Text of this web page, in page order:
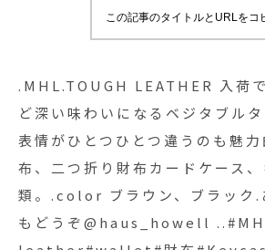
どうぞ@haus_howell
この記事のタイトルとURLをコ
.MHL.TOUGH LEATHER 入荷
ど深い味わいになるベジタブルタ
表情がひとつひとつ違うのも魅
布、二つ折り財布カードケース
類。.color ブラウン、ブラック.
もどうぞ@haus_howell